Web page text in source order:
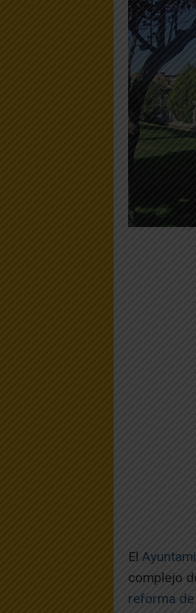
El
complejo
reforma